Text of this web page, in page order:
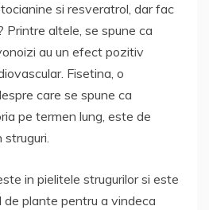
si resveratrol, dar fac
Printre altele, se spune ca
au un efect pozitiv
Fisetina, o
care se spune ca
pe termen lung, este de
in pielitele strugurilor si este
de plante pentru a vindeca